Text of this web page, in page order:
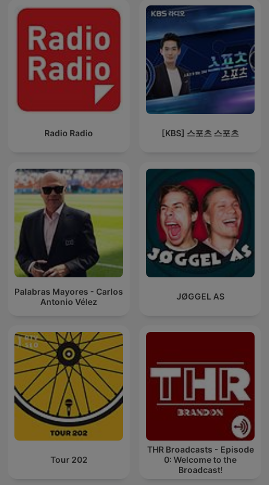
Radio Radio [KBS] 스포츠 스포츠
Palabras Mayores - Carlos
Antonio Vélez
JØGGEL AS
Tour 202
THR Broadcasts - Episode
0: Welcome to the
Broadcast!